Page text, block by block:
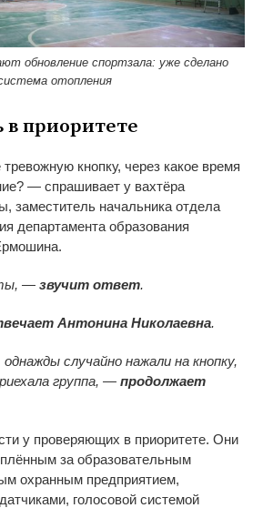
обновление спортзала: уже сделано
отопления
в приоритете
кнопку, через какое время
— спрашивает у вахтёра
заместитель начальника отдела
департамента образования
— звучит ответ.
Антонина Николаевна.
случайно нажали на кнопку,
группа, — продолжает
у проверяющих в приоритете. Они
за образовательным
охранным предприятием,
голосовой системой